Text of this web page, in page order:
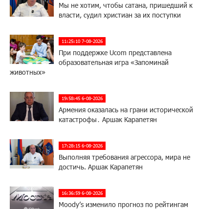
Мы не хотим, чтобы сатана, пришедший к
власти, судил христиан за их поступки
11:25:10 7-08-2026
При поддержке Ucom представлена
образовательная игра «Запоминай
животных»
19:58:45 6-08-2026
Армения оказалась на грани исторической
катастрофы․ Аршак Карапетян
17:28:15 6-08-2026
Выполняя требования агрессора, мира не
достичь. Аршак Карапетян
16:36:59 6-08-2026
Moody’s изменило прогноз по рейтингам